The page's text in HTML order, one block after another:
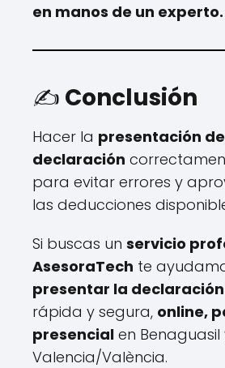
en manos de un experto.
✍️ Conclusión
Hacer la presentación
declaración
para evitar errores y
las deducciones
Si buscas un servicio
AsesoraTech te
presentar la declaración
rápida y segura, online,
presencial en Benaguasil
Valencia/València.